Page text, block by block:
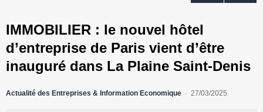
IMMOBILIER : le nouvel hôtel
d’entreprise de Paris vient d’être
inauguré dans La Plaine Saint-Denis
Actualité des Entreprises & Information Economique 27/03/2025